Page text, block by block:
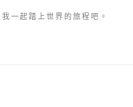
一起踏上世界的旅程吧。